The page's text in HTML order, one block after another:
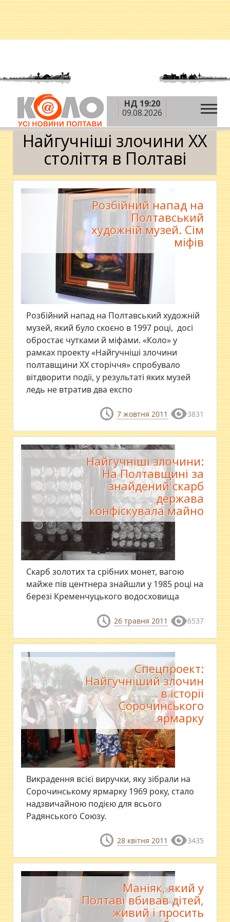
НД 19:20
09.08.2026
Головна »
Найгучніші злочини ХХ століття в
Полтаві
Найгучніші злочини ХХ
століття в Полтаві
Розбійний напад на
Полтавський
художній музей. Сім
міфів
Розбійний напад на Полтавський художній
музей, який було скоєно в 1997 році, досі
обростає чутками й міфами. «Коло» у
рамках проекту «Найгучніші злочини
полтавщини ХХ сторіччя» спробувало
вітдворити події, у результаті яких музей
ледь не втратив два експо
7 жовтня 2011 3831
Найгучніші злочини:
На Полтавщині за
знайдений скарб
держава
конфіскувала майно
Скарб золотих та срібних монет, вагою
майже пів центнера знайшли у 1985 році на
березі Кременчуцького водосховища
26 травня 2011 6537
Спецпроект:
Найгучніший злочин
в історії
Сорочинського
ярмарку
Викрадення всієї виручки, яку зібрали на
Сорочинському ярмарку 1969 року, стало
надзвичайною подією для всього
Радянського Союзу.
28 квітня 2011 3435
Маніяк, який у
Полтаві вбивав дітей,
живий і просить